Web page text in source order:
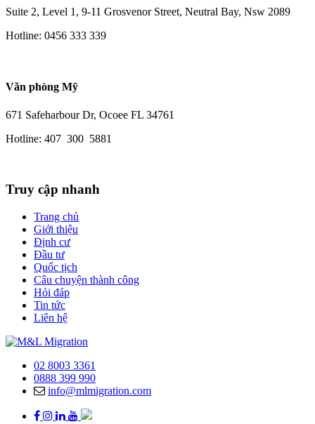
Suite 2, Level 1, 9-11 Grosvenor Street, Neutral Bay, Nsw 2089
Hotline: 0456 333 339
Văn phòng Mỹ
671 Safeharbour Dr, Ocoee FL 34761
Hotline: 407 300 5881
Truy cập nhanh
Trang chủ
Giới thiệu
Định cư
Đầu tư
Quốc tịch
Câu chuyện thành công
Hỏi đáp
Tin tức
Liên hệ
02 8003 3361
0888 399 990
info@mlmigration.com